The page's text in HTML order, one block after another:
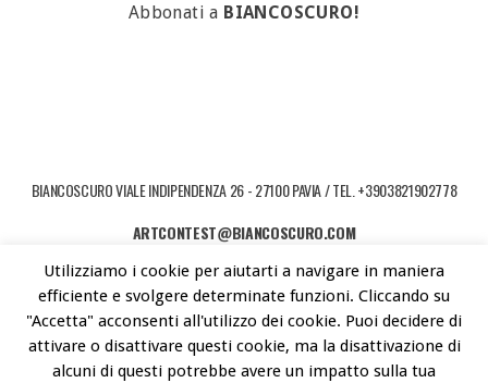
Abbonati a BIANCOSCURO!
BIANCOSCURO VIALE INDIPENDENZA 26 - 27100 PAVIA / TEL. +3903821902778
ARTCONTEST@BIANCOSCURO.COM
COPYRIGHT © 2026 ART CONTEST. POWERED BY LIBEREMENTI - IDEE PER
L'ARTE CONTEMPORANEA
Utilizziamo i cookie per aiutarti a navigare in maniera
efficiente e svolgere determinate funzioni. Cliccando su
"Accetta" acconsenti all'utilizzo dei cookie. Puoi decidere di
attivare o disattivare questi cookie, ma la disattivazione di
alcuni di questi potrebbe avere un impatto sulla tua